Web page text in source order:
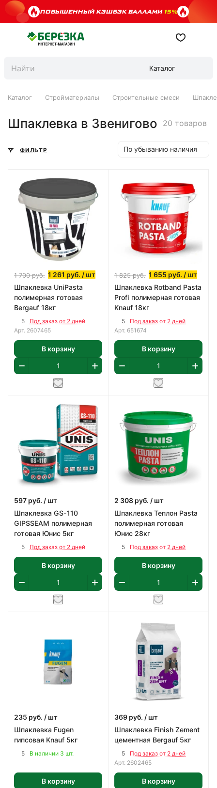
ПОВЫШЕННЫЙ КЭШБЭК БАЛЛАМИ15%
Каталог
Каталог Стройматериалы Строительные смеси
Шпаклевка в Звенигово 20 товаров
ФИЛЬТР По убыванию наличия
1 700руб. 1 261 руб. / шт
Шпаклевка UniPasta
полимерная готовая
Bergauf 18кг
5
Под заказ от 2 дней
Арт. 2607465
В корзину
1 825руб. 1 655 руб. / шт
Шпаклевка Rotband Pasta
Profi полимерная готовая
Knauf 18кг
5
Под заказ от 2 дней
Арт. 651674
В корзину
597 руб. / шт
Шпаклевка GS-110
GIPSSEAM полимерная
готовая Юнис 5кг
5 Под заказ от 2 дней
В корзину
2 308 руб. / шт
Шпаклевка Теплон Pasta
полимерная готовая
Юнис 28кг
5 Под заказ от 2 дней
В корзину
235 руб. / шт
Шпаклевка Fugen
гипсовая Knauf 5кг
5 В наличии 3 шт.
В корзину
369 руб. / шт
Шпаклевка Finish Zement
цементная Bergauf 5кг
5
Под заказ от 2 дней
Арт. 2602465
В корзину